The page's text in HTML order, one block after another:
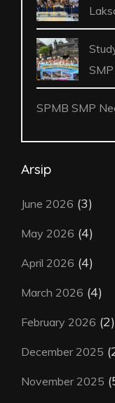
SMP
SPMB SMP
Arsip
June 2026 (3)
May 2026 (4)
April 2026 (4)
March 2026 (4)
February 2026 (2)
December 2025
November 2025